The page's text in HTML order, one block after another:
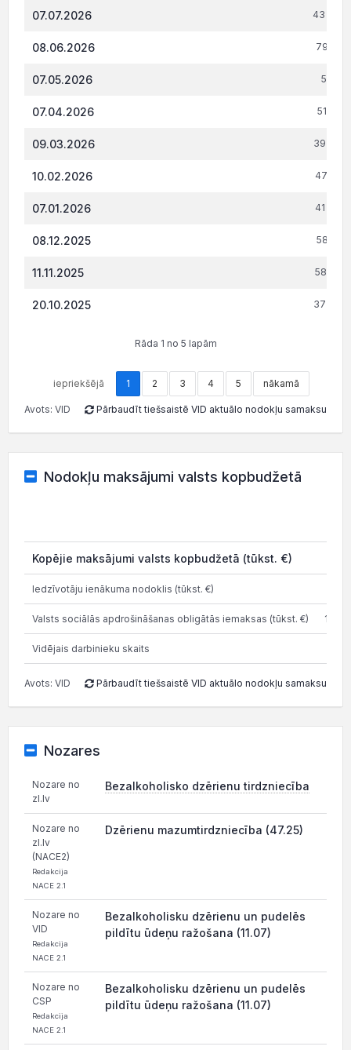
07.07.2026 43
08.06.2026 79
07.05.2026 57
07.04.2026 51
09.03.2026 39
10.02.2026 47
07.01.2026 41
08.12.2025 58
11.11.2025 58
20.10.2025 37
Rāda 1 no 5 lapām
iepriekšējā 1 2 3 4 5 nākamā
Avots: VID Pārbaudīt tiešsaistē VID aktuālo nodokļu samaksu
Nodokļu maksājumi valsts kopbudžetā
Kopējie maksājumi valsts kopbudžetā (tūkst. €)
Iedzīvotāju ienākuma nodoklis (tūkst. €)
Valsts sociālās apdrošināšanas obligātās iemaksas (tūkst. €)
Vidējais darbinieku skaits
Avots: VID Pārbaudīt tiešsaistē VID aktuālo nodokļu samaksu
Nozares
Nozare no
zl.lv
Bezalkoholisko dzērienu tirdzniecība
Nozare no
zl.lv
(NACE2)
Redakcija
NACE 2.1
Dzērienu mazumtirdzniecība (47.25)
Nozare no
VID
Redakcija
NACE 2.1
Bezalkoholisku dzērienu un pudelēs
pildītu ūdeņu ražošana (11.07)
Nozare no
CSP
Redakcija
NACE 2.1
Bezalkoholisku dzērienu un pudelēs
pildītu ūdeņu ražošana (11.07)